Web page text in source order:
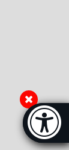
Μπάρα